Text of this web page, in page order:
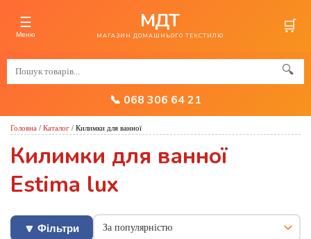
☰
Меню
МДТ
МАГАЗИН ДОМАШНЬОГО ТЕКСТИЛЮ 🛒
🔍
📞 068 306 64 21
Головна / Каталог / Килимки для ванної
Килимки для ванної
Estima lux
🔽 Фільтри